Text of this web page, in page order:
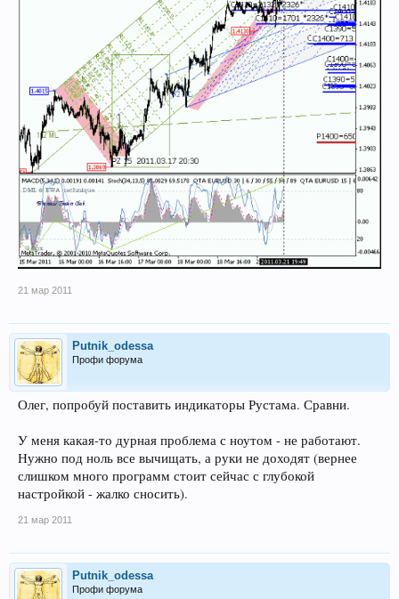
21 мар 2011
Putnik_odessa
Профи форума
Олег, попробуй поставить индикаторы Рустама. Сравни.
У меня какая-то дурная проблема с ноутом - не работают.
Нужно под ноль все вычищать, а руки не доходят (вернее
слишком много программ стоит сейчас с глубокой
настройкой - жалко сносить).
21 мар 2011
Putnik_odessa
Профи форума